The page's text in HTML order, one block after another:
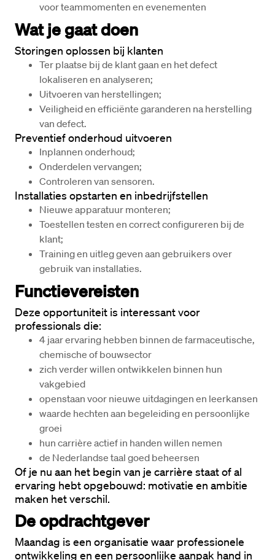
voor teammomenten en evenementen
Wat je gaat doen
Storingen oplossen bij klanten
Ter plaatse bij de klant gaan en het defect
lokaliseren en analyseren;
Uitvoeren van herstellingen;
Veiligheid en efficiënte garanderen na herstelling
van defect.
Preventief onderhoud uitvoeren
Inplannen onderhoud;
Onderdelen vervangen;
Controleren van sensoren.
Installaties opstarten en inbedrijfstellen
Nieuwe apparatuur monteren;
Toestellen testen en correct configureren bij de
klant;
Training en uitleg geven aan gebruikers over
gebruik van installaties.
Functievereisten
Deze opportuniteit is interessant voor
professionals die:
4 jaar ervaring hebben binnen de farmaceutische,
chemische of bouwsector
zich verder willen ontwikkelen binnen hun
vakgebied
openstaan voor nieuwe uitdagingen en leerkansen
waarde hechten aan begeleiding en persoonlijke
groei
hun carrière actief in handen willen nemen
de Nederlandse taal goed beheersen
Of je nu aan het begin van je carrière staat of al
ervaring hebt opgebouwd: motivatie en ambitie
maken het verschil.
De opdrachtgever
Maandag is een organisatie waar professionele
ontwikkeling en een persoonlijke aanpak hand in